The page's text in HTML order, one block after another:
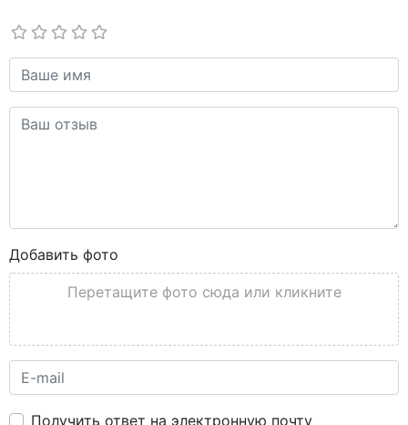
Добавить фото
Перетащите фото сюда или кликните
Получить ответ на электронную почту